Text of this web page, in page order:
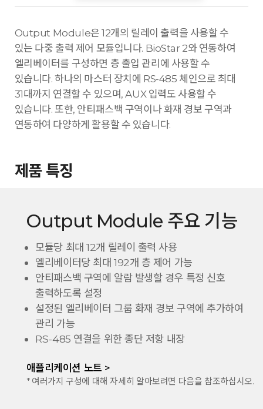
Output Module은 12개의 릴레이 출력을 사용할 수
있는 다중 출력 제어 모듈입니다. BioStar 2와 연동하여
엘리베이터를 구성하면 층 출입 관리에 사용할 수
있습니다. 하나의 마스터 장치에 RS-485 체인으로 최대
31대까지 연결할 수 있으며, AUX 입력도 사용할 수
있습니다. 또한, 안티패스백 구역이나 화재 경보 구역과
연동하여 다양하게 활용할 수 있습니다.
제품 특징
Output Module 주요 기능
모듈당 최대 12개 릴레이 출력 사용
엘리베이터당 최대 192개 층 제어 가능
안티패스백 구역에 알람 발생할 경우 특정 신호
출력하도록 설정
설정된 엘리베이터 그룹 화재 경보 구역에 추가하여
관리 가능
RS-485 연결을 위한 종단 저항 내장
애플리케이션 노트 >
* 여러가지 구성에 대해 자세히 알아보려면 다음을 참조하십시오.